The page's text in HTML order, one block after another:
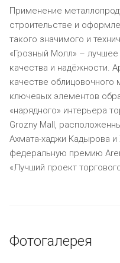
Применение
строительстве и
такого значимого и
«Грозный Молл» –
качества и надёжности.
качестве облицовочного
ключевых элементов
«нарядного» интерьера
Grozny Mall,
Ахмата-хаджи Кадырова и
федеральную премию
«Лучший проект
Фотогалерея